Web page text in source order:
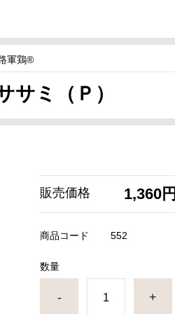
軍鶏®
サミ（Ｐ）
販売価格 1,360円
商品コード 552
数量
- +